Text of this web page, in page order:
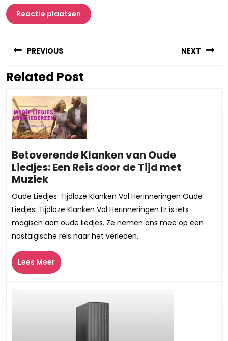
PREVIOUS
Vorig
NEXT
Related Post
Betoverende Klanken van Oude
Liedjes: Een Reis door de Tijd met
MuziekBetoverende
Klanken
van
Oude
Liedjes:
Een
Reis
door
de
Muziek
Oude Liedjes: Tijdloze Klanken Vol Herinneringen Oude
Liedjes: Tijdloze Klanken Vol Herinneringen Er is iets
magisch aan oude liedjes. Ze nemen ons mee op een
nostalgische reis naar het verleden,
Lees MeerLees
Meer